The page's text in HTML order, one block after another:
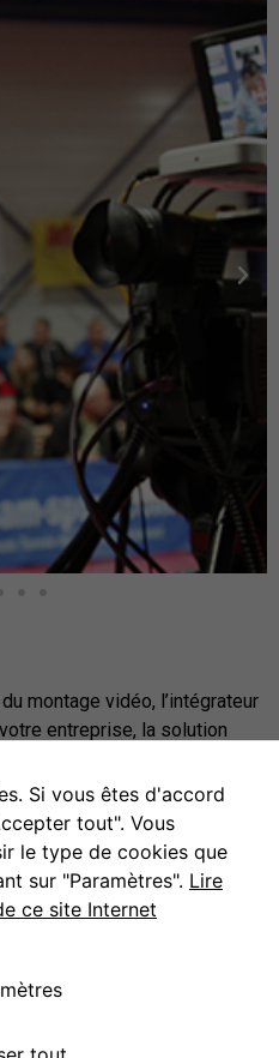
montage vidéo, l’intégrateur
entreprise, la solution
clips,
pourparticuliers
Si vous êtes d'accord
tout". Vous
le type de cookies que
sur "Paramètres". Lire
ce site Internet